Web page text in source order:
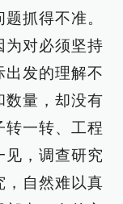
抓得不准。
为对必须坚持
出发的理解不
数量，却没有
转一转、工程
见，调查研究
，自然难以真